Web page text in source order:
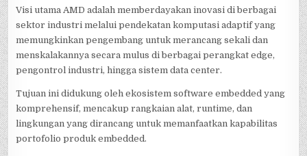
MANA
SAJA
Visi utama AMD adalah memberdayakan inovasi di berbagai
sektor industri melalui pendekatan komputasi adaptif yang
memungkinkan pengembang untuk merancang sekali dan
menskalakannya secara mulus di berbagai perangkat edge,
pengontrol industri, hingga sistem data center.
Tujuan ini didukung oleh ekosistem software embedded yang
komprehensif, mencakup rangkaian alat, runtime, dan
lingkungan yang dirancang untuk memanfaatkan kapabilitas
portofolio produk embedded.